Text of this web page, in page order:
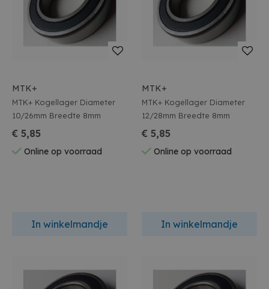
MTK+
MTK+ Kogellager Diameter
10/26mm Breedte 8mm
€ 5,85
Online op voorraad
In winkelmandje
MTK+
MTK+ Kogellager Diameter
12/28mm Breedte 8mm
€ 5,85
Online op voorraad
In winkelmandje